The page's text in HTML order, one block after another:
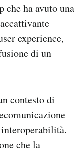
che ha avuto una
experience,
di un
contesto di
che la